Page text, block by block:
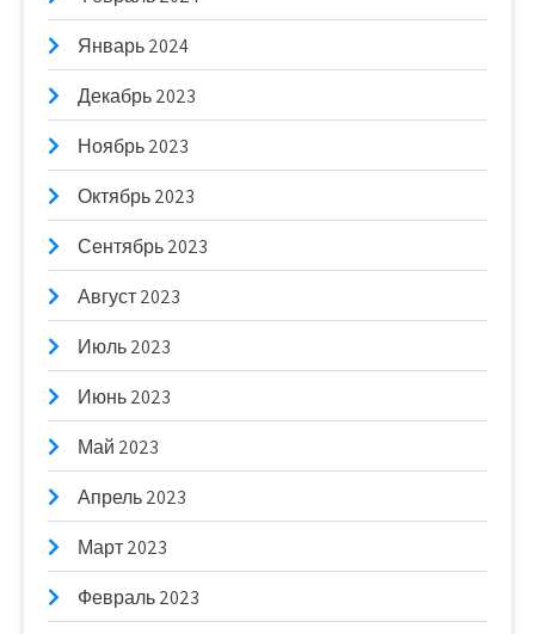
Январь 2024
Декабрь 2023
Ноябрь 2023
Октябрь 2023
Сентябрь 2023
Август 2023
Июль 2023
Июнь 2023
Май 2023
Апрель 2023
Март 2023
Февраль 2023